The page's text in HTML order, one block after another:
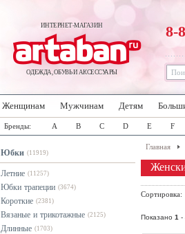
ИНТЕРНЕТ-МАГАЗИН
ОДЕЖДА, ОБУВЬ И АКСЕССУАРЫ
8-
Женщинам Мужчинам Детям
Бренды: A B C D E F
Юбки (11919)
Летние (11257)
Юбки трапеции (3674)
Короткие (2381)
Вязаные и трикотажные (2125)
Длинные (1703)
Главная
Сортировка:
Показано 1 -